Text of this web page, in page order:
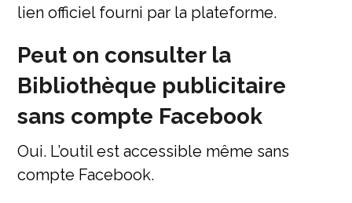
lien officiel fourni par la plateforme.
Peut on consulter la
Bibliothèque publicitaire
sans compte Facebook
Oui. L’outil est accessible même sans
compte Facebook.